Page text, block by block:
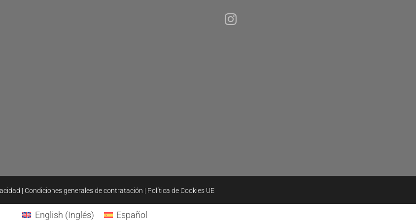
| Condiciones generales de contratación | Política de Cookies UE
English (Inglés) Español